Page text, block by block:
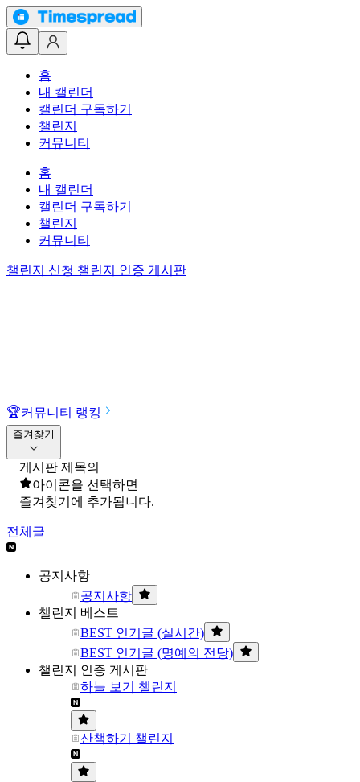
홈
내 캘린더
캘린더 구독하기
챌린지
커뮤니티
홈
내 캘린더
캘린더 구독하기
챌린지
커뮤니티
챌린지 신청 챌린지 인증 게시판
🏆커뮤니티 랭킹
즐겨찾기
게시판 제목의
아이콘을 선택하면
즐겨찾기에 추가됩니다.
전체글
공지사항
공지사항
챌린지 베스트
BEST 인기글 (실시간)
BEST 인기글 (명예의 전당)
챌린지 인증 게시판
하늘 보기 챌린지
산책하기 챌린지